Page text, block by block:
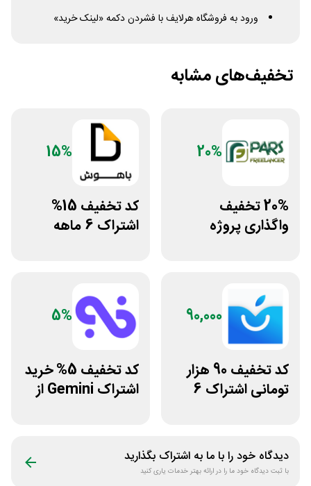
ورود به فروشگاه هرلایف با فشردن دکمه «لینک خرید»
تخفیف‌های مشابه
20%
20% تخفیف
واگذاری پروژه
15%
کد تخفیف 15%
اشتراک 6 ماهه
90,000
کد تخفیف 90 هزار
تومانی اشتراک 6
5%
کد تخفیف 5% خرید
اشتراک Gemini از
دیدگاه خود را با ما به اشتراک بگذارید
با ثبت دیدگاه خود ما را در ارائه بهتر خدمات یاری کنید